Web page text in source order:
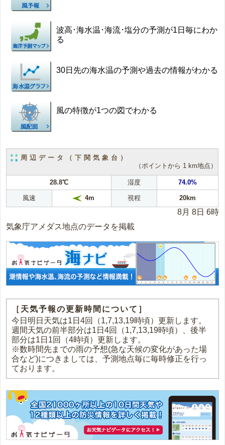
波高･海水温･海流･塩分の予測が1日毎にわか
る
30日先の海水温の予測や過去の情報がわかる
風の特徴が1つの図でわかる
周辺データ（下関気象台）
（ポイントから 1 km地点）
28.8℃ 湿度 74.0%
風速 4m 視程 20km
8月 8日 6時
気象庁アメダス地点のデータを掲載
［天気予報の更新時間について］
今日明日天気は1日4回（1,7,13,19時頃）更新します。
週間天気の前半部分は1日4回（1,7,13,19時頃）、後半
部分は1日1回（4時頃）更新します。
※数時間先までの雨の予想(急な天候の変化があった場
合など)につきましては、予測地点毎に毎時修正を行っ
ております。